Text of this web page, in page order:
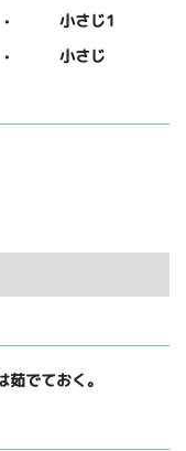
小さじ1
小さじ
でておく。